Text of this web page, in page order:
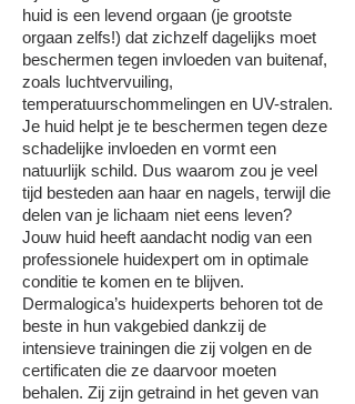
huid is een levend orgaan (je grootste
orgaan zelfs!) dat zichzelf dagelijks moet
beschermen tegen invloeden van buitenaf,
zoals luchtvervuiling,
temperatuurschommelingen en UV-stralen.
Je huid helpt je te beschermen tegen deze
schadelijke invloeden en vormt een
natuurlijk schild. Dus waarom zou je veel
tijd besteden aan haar en nagels, terwijl die
delen van je lichaam niet eens leven?
Jouw huid heeft aandacht nodig van een
professionele huidexpert om in optimale
conditie te komen en te blijven.
Dermalogica’s huidexperts behoren tot de
beste in hun vakgebied dankzij de
intensieve trainingen die zij volgen en de
certificaten die ze daarvoor moeten
behalen. Zij zijn getraind in het geven van